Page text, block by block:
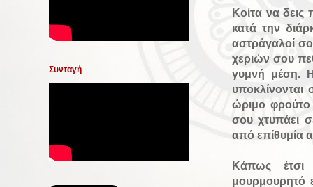
Κοίτα να
κατά την
αστράγαλοί
χεριών σου
γυμνή μέση.
ώριμο φρούτο
σου χτυπάει
από επίθυμία
Κάπως έτσι
μουρμουρητό
Συνταγή